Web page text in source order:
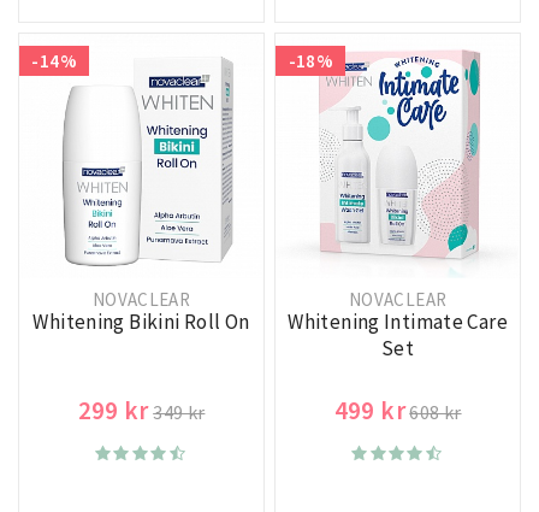
-14%
NOVACLEAR
Whitening Bikini Roll On
299 kr349 kr
-18%
NOVACLEAR
Whitening Intimate Care
Set
499 kr608 kr